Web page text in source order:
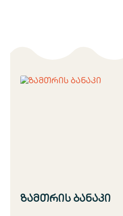
ზამთრის ბანაკი